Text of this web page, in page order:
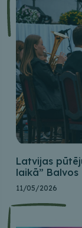
Latvijas
laikā” Balvos
11/05/2026